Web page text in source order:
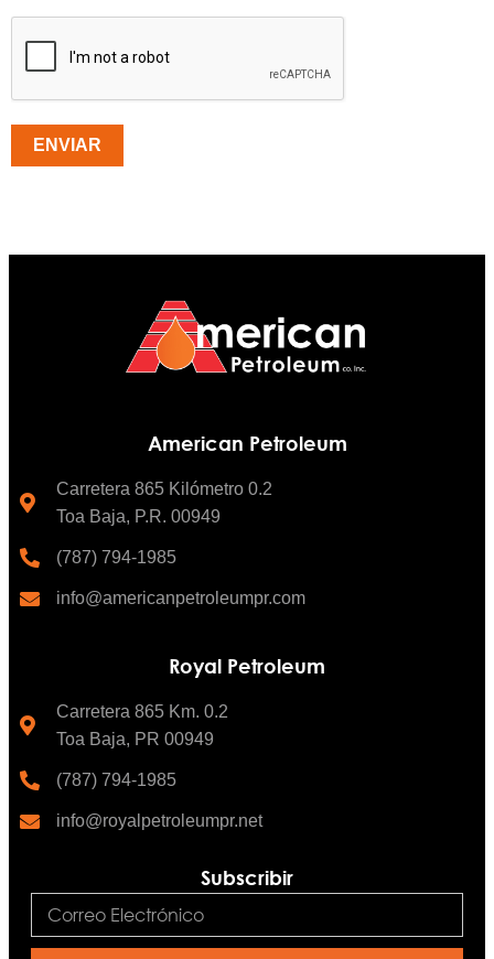
ENVIAR
American Petroleum
Carretera 865 Kilómetro 0.2
Toa Baja, P.R. 00949
(787) 794-1985
info@americanpetroleumpr.com
Royal Petroleum
Carretera 865 Km. 0.2
Toa Baja, PR 00949
(787) 794-1985
info@royalpetroleumpr.net
Subscribir